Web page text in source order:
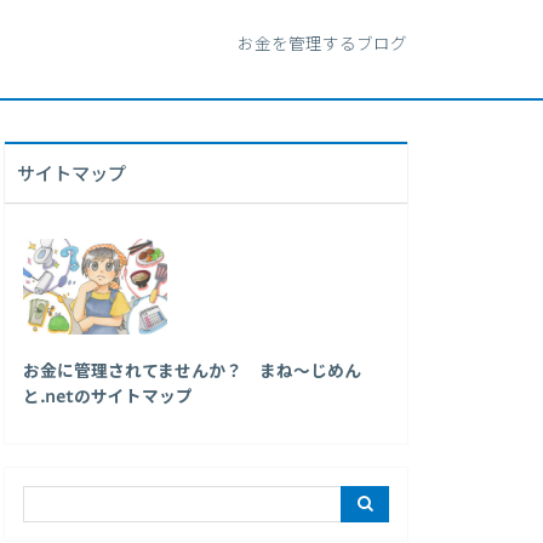
お金を管理するブログ
サイトマップ
お金に管理されてませんか？ まね～じめん
と.netのサイトマップ